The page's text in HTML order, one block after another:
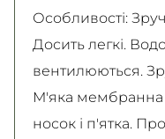
Особливості:
Досить легкі.
вентилюються.
М'яка мембранна
носок і п'ятка.